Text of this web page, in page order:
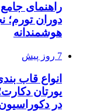
راهنمای
دوران تورم؛
هوشمندانه
7 روز پیش
انواع قاب
یورتان
در